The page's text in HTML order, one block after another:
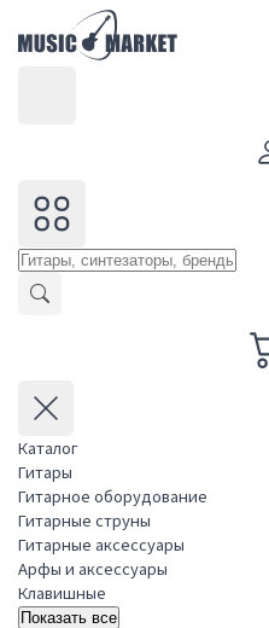
Каталог
Гитары
Гитарное оборудование
Гитарные струны
Гитарные аксессуары
Арфы и аксессуары
Клавишные
Показать все